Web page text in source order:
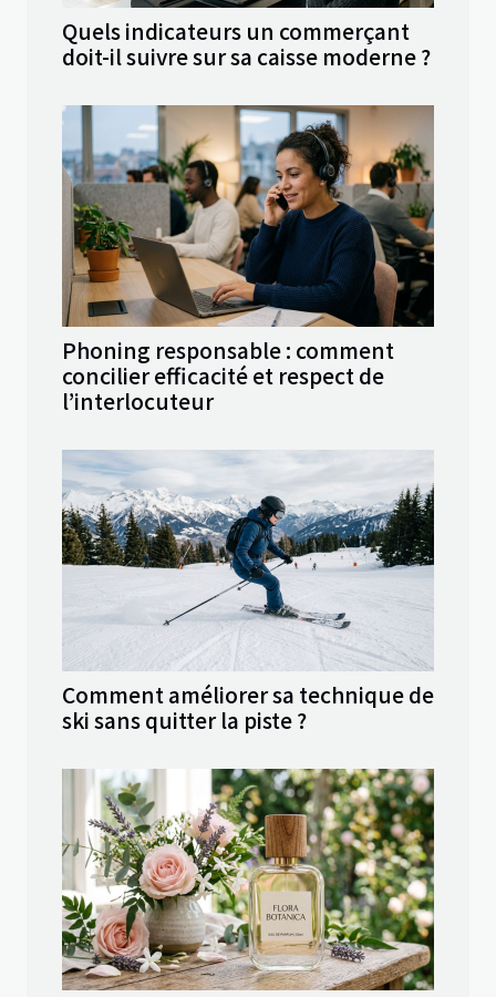
Quels indicateurs un commerçant
doit-il suivre sur sa caisse moderne ?
Phoning responsable : comment
concilier efficacité et respect de
l’interlocuteur
Comment améliorer sa technique de
ski sans quitter la piste ?